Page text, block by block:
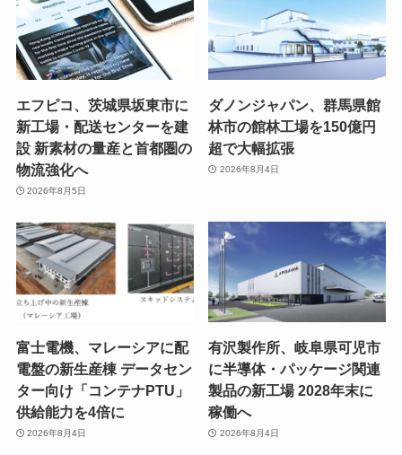
エフピコ、茨城県坂東市に
新工場・配送センターを建
設 新素材の量産と首都圏の
物流強化へ
2026年8月5日
ダノンジャパン、群馬県館
林市の館林工場を150億円
超で大幅拡張
2026年8月4日
富士電機、マレーシアに配
電盤の新生産棟 データセン
ター向け「コンテナPTU」
供給能力を4倍に
2026年8月4日
有沢製作所、岐阜県可児市
に半導体・パッケージ関連
製品の新工場 2028年末に
稼働へ
2026年8月4日